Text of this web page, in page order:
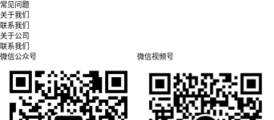
常见问题
关于我们
联系我们
关于公司
联系我们
微信公众号
微信视频号